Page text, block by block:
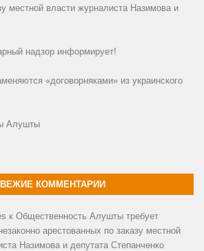
местной власти журналиста Назимова и
надзор информирует!
«договорняками» из украинского
Алушты
КОММЕНТАРИИ
к Общественность Алушты требует
арестованных по заказу местной
Назимова и депутата Степанченко